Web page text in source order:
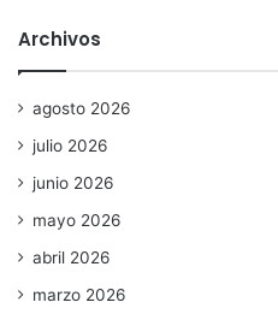
Archivos
agosto 2026
julio 2026
junio 2026
mayo 2026
abril 2026
marzo 2026